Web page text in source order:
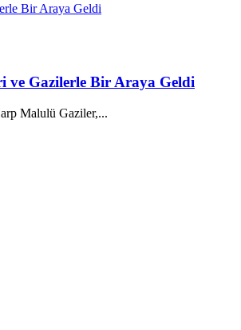
ve Gazilerle Bir Araya Geldi
Malulü Gaziler,...